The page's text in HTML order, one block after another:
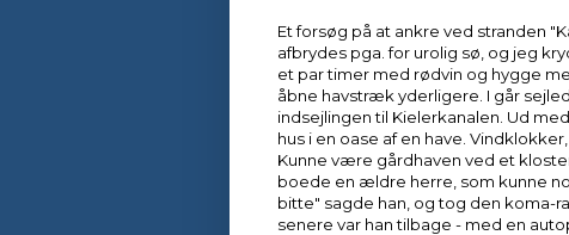
Et forsøg på at ankre ved stranden
afbrydes pga. for urolig sø, og jeg
et par timer med rødvin og hygge
åbne havstræk yderligere. I går
indsejlingen til Kielerkanalen. Ud
hus i en oase af en have.
Kunne være gårdhaven ved et
boede en ældre herre, som kunne
bitte" sagde han, og tog den koma-
senere var han tilbage - med en